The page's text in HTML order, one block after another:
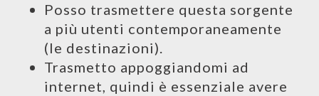
Posso trasmettere questa sorgente
a più utenti contemporaneamente
(le destinazioni).
Trasmetto appoggiandomi ad
internet, quindi è essenziale avere